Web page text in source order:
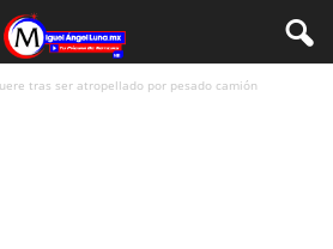
tras ser atropellado por pesado camión